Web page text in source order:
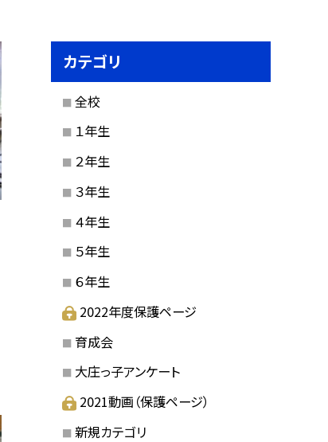
カテゴリ
全校
１年生
２年生
３年生
４年生
５年生
６年生
2022年度保護ページ
育成会
大庄っ子アンケート
2021動画（保護ページ）
新規カテゴリ